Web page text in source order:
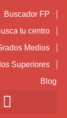
Buscador FP
tu centro
Medios
Superiores
Blog